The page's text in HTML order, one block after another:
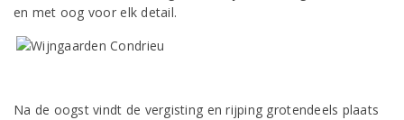
en met oog voor elk detail.
Na de oogst vindt de vergisting en rijping grotendeels plaats